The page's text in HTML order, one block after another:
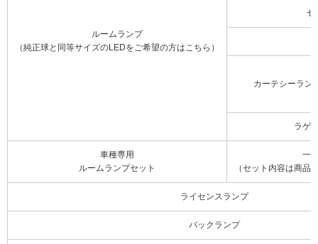
ルームランプ
（純正球と同等サイズのLEDをご希望の方はこちら）
セ
カーテシーラン
ラゲ
車種専用
ルームランプセット
一
（セット内容は商品
ライセンスランプ
バックランプ